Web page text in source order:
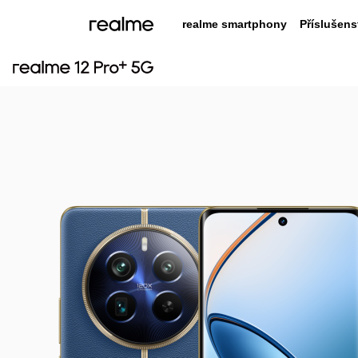
realme smartphony